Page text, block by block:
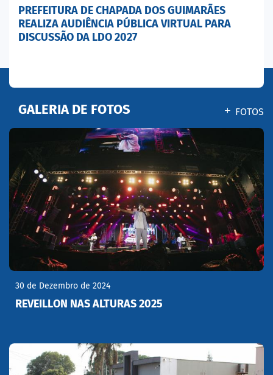
PREFEITURA DE CHAPADA DOS GUIMARÃES
REALIZA AUDIÊNCIA PÚBLICA VIRTUAL PARA
DISCUSSÃO DA LDO 2027
GALERIA DE FOTOS FOTOS
30 de Dezembro de 2024
REVEILLON NAS ALTURAS 2025